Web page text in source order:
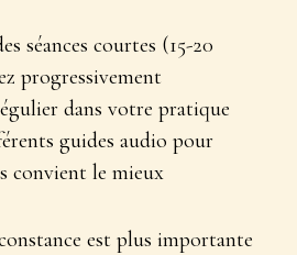
séances courtes (15-20
progressivement
dans votre pratique
guides audio pour
convient le mieux
est plus importante